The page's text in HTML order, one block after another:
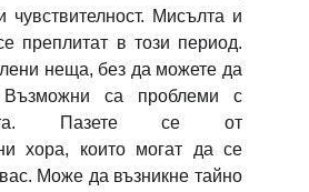
чувствителност. Мисълта и
преплитат в този период.
неща, без да можете да
Възможни са проблеми с
Пазете се от
хора, които могат да се
Може да възникне тайно